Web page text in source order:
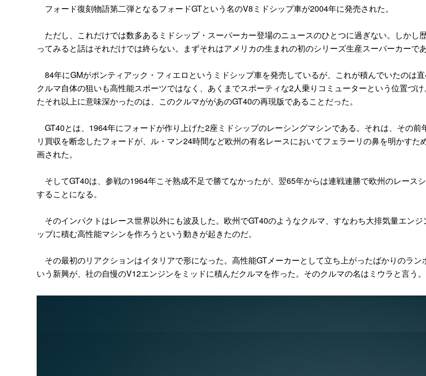
フォード復刻物語第二弾となるフォードGTという名のV8ミドシップ車が2004年に発売された。
ただし、これだけでは数多あるミドシップ・スーパーカー登場のニュースのひとつに過ぎない。しかし
ってみると話はそれだけでは終らない。まずそれはアメリカの生まれの初のシリーズ生産スーパーカーであ
84年にGMがポンティアック・フィエロというミドシップ車を発売しているが、これが積んでいたのは直
クルマ自体の狙いも高性能スポーツではなく、あくまでスポーティな2人乗りコミューターという位置づけ
たそれ以上に意味深かったのは、このクルマががあのGT40の再現版であることだった。
GT40とは、1964年にフォードが作り上げた2座ミドシップのレーシングマシンである。それは、その前
リ買収を断念したフォードが、ル・マン24時間など欧州の有名レースにおいてフェラーリの鼻を明かすた
画された。
そしてGT40は、参戦の1964年こそ熟成不足で勝てなかったが、翌65年からは連戦連勝で欧州のレース
することになる。
そのインパクトはレース世界以外にも波及した。欧州でGT40のようなクルマ、すなわち大排気量エンジ
ップに積む高性能マシンを作ろうという動きが起きたのだ。
その最初のリアクションはイタリアで形になった。高性能GTメーカーとして立ち上がったばかりのラン
いう新興が、社の自慢のV12エンジンをミッドに積んだクルマを作った。そのクルマの名はミウラと言う。